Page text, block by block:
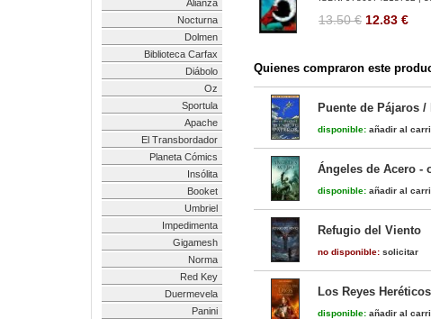
Alianza
Nocturna
Dolmen
Biblioteca Carfax
Diábolo
Oz
Sportula
Apache
El Transbordador
Planeta Cómics
Insólita
Booket
Umbriel
Impedimenta
Gigamesh
Norma
Red Key
Duermevela
Panini
13.50 € 12.83 €
Quienes compraron este
Puente de Pájaros /
disponible: añadir al
Ángeles de Acero -
disponible: añadir al
Refugio del Viento
no disponible: solicitar
Los Reyes
disponible: añadir al